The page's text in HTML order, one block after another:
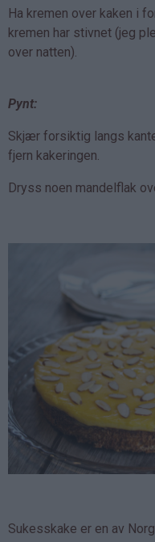
Ha kremen over kaken i
kremen har stivnet (jeg
over natten).
Pynt:
Skjær forsiktig langs
fjern kakeringen.
Dryss noen mandelflak
Sukesskake er en av